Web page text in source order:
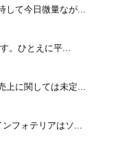
して今日微量なが...
。ひとえに平...
上に関しては未定...
フォテリアはソ...